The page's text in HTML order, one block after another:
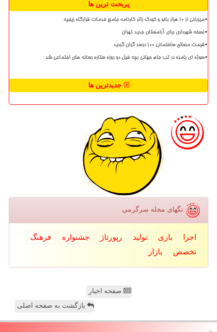
پربحث ترین ها
میزبانی از ۱۰ هزار بانو و کودک زائر کارنامه جامع خدمات قرارگاه زینبیه
نسخه شهرداری برای آرامستان جدید تهران
قیمت مصالح ساختمانی ۱۰۰ درصد گران گردید
سوژه ای بامزه در تب جام جهانی بچه فیل دو روزه ستاره رسانه های اجتماعی شد
جدیدترین ها
تگهای مجله سرگرمی
اجرا بازی تولید رپورتاژ جشنواره
فرهنگ
تخصص
بازار
صفحه اخبار
بازگشت به صفحه اصلی